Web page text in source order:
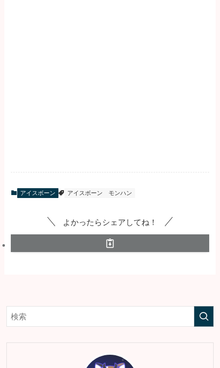
アイスボーン アイスボーン モンハン
よかったらシェアしてね！